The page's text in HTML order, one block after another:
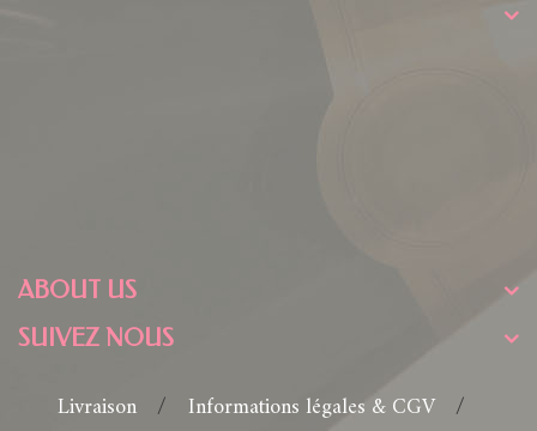
ABOUT US
SUIVEZ NOUS
Livraison
Informations légales & CGV